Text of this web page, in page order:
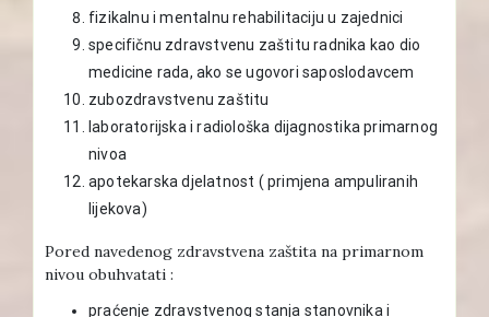
fizikalnu i mentalnu rehabilitaciju u zajednici
specifičnu zdravstvenu zaštitu radnika kao dio
medicine rada, ako se ugovori saposlodavcem
zubozdravstvenu zaštitu
laboratorijska i radiološka dijagnostika primarnog
nivoa
apotekarska djelatnost ( primjena ampuliranih
lijekova)
Pored navedenog zdravstvena zaštita na primarnom
nivou obuhvatati :
praćenje zdravstvenog stanja stanovnika i